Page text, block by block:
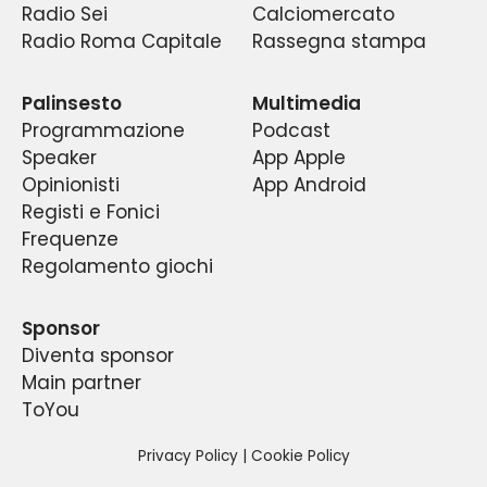
continuo dibattito fra pubblico e addetti ai
lavori, fra esperti e tifosi di tutte le età ed
gradimento di quello che è diventato un
fenomeno di costume nella capitale e la prima
Radio Sei
Radio Roma Capitale
Calciomercato
Rassegna stampa
Palinsesto
Programmazione
Speaker
Opinionisti
Registi e Fonici
Frequenze
Regolamento giochi
Multimedia
Podcast
App Apple
App Android
Sponsor
Diventa sponsor
Main partner
ToYou
Privacy Policy| Cookie Policy